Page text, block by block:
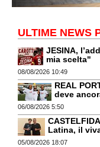
ULTIME NEWS
JESINA,
mia scelta"
08/08/2026 10:49
REAL
deve
06/08/2026 5:50
Latina, il
05/08/2026 18:07